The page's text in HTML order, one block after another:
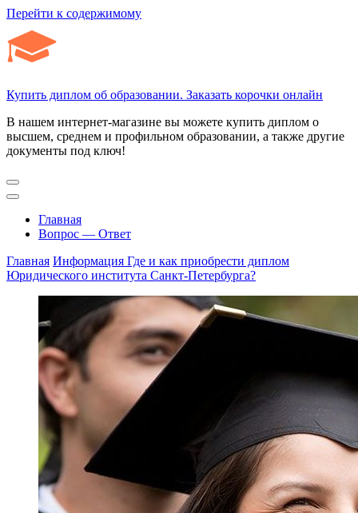
Перейти к содержимому
Купить диплом об образовании. Заказать корочки онлайн
В нашем интернет-магазине вы можете купить диплом о
высшем, среднем и профильном образовании, а также другие
документы под ключ!
Главная
Вопрос — Ответ
Главная Информация Где и как приобрести диплом
Юридического института Санкт-Петербурга?